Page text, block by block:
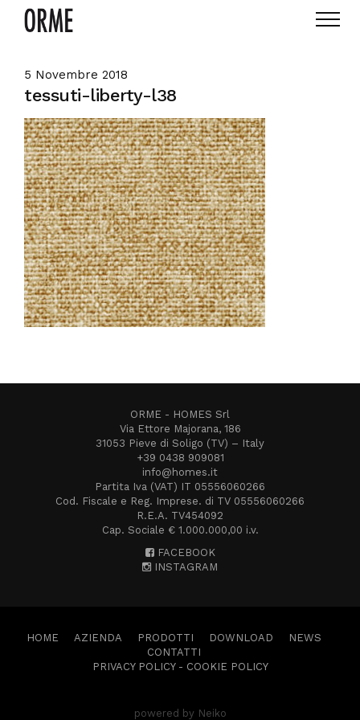
5 Novembre 2018
tessuti-liberty-l38
ORME - HOMES Srl
Via Ettore Majorana, 186
31053 Pieve di Soligo (TV) – Italy
+39 0438 909081
info@homes.it
Partita Iva (VAT) IT 05556060266
Cod. Fiscale e Reg. Imprese. di TV 05556060266
R.E.A. TV454092
Cap. Sociale € 1.000.000,00 i.v.
FACEBOOK
INSTAGRAM
HOME AZIENDA PRODOTTI DOWNLOAD
NEWS
CONTATTI
PRIVACY POLICY- COOKIE POLICY
powered by Neiko